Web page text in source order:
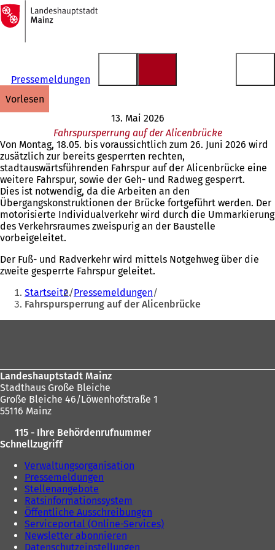
Inhalt anspringen
Zur
Startseite
Pressemeldungen
vorlesen
13. Mai 2026
Fahrspursperrung auf der Alicenbrücke
Von Montag, 18.05. bis voraussichtlich zum 26. Juni 2026 wird
zusätzlich zur bereits gesperrten rechten,
stadtauswärtsführenden Fahrspur auf der Alicenbrücke eine
weitere Fahrspur, sowie der Geh- und Radweg gesperrt.
Dies ist notwendig, da die Arbeiten an den
Übergangskonstruktionen der Brücke fortgeführt werden. Der
motorisierte Individualverkehr wird durch die Ummarkierung
des Verkehrsraumes zweispurig an der Baustelle
vorbeigeleitet.
Der Fuß- und Radverkehr wird mittels Notgehweg über die
zweite gesperrte Fahrspur geleitet.
Sie
befinden
sich
Startseite Pressemeldungen
Fahrspursperrung auf der Alicenbrücke
Landeshauptstadt Mainz
Stadthaus Große Bleiche
Große Bleiche 46/Löwenhofstraße 1
55116 Mainz
115 - Ihre Behördenrufnummer
Schnellzugriff
Verwaltungsorganisation
Pressemeldungen
Stellenangebote
Ratsinformationssystem
Öffentliche Ausschreibungen
Serviceportal (Online-Services)
Newsletter abonnieren
Datenschutzeinstellungen